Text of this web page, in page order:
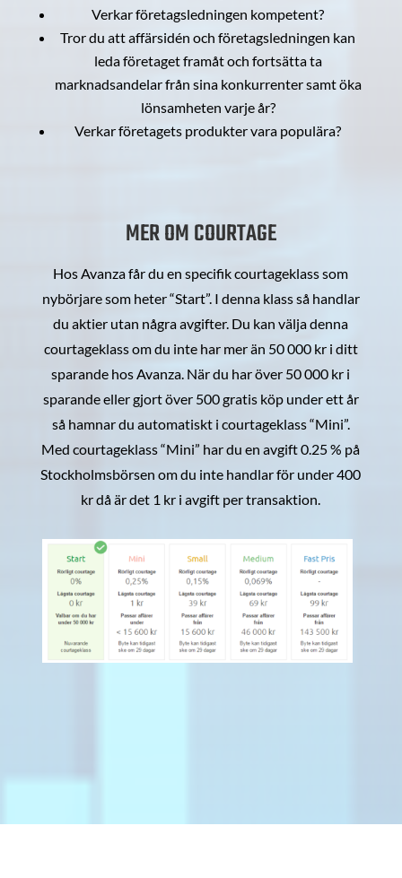
Verkar företagsledningen kompetent?
Tror du att affärsidén och företagsledningen kan
leda företaget framåt och fortsätta ta
marknadsandelar från sina konkurrenter samt öka
lönsamheten varje år?
Verkar företagets produkter vara populära?
MER OM COURTAGE
Hos Avanza får du en specifik courtageklass som
nybörjare som heter “Start”. I denna klass så handlar
du aktier utan några avgifter. Du kan välja denna
courtageklass om du inte har mer än 50 000 kr i ditt
sparande hos Avanza. När du har över 50 000 kr i
sparande eller gjort över 500 gratis köp under ett år
så hamnar du automatiskt i courtageklass “Mini”.
Med courtageklass “Mini” har du en avgift 0.25 % på
Stockholmsbörsen om du inte handlar för under 400
kr då är det 1 kr i avgift per transaktion.